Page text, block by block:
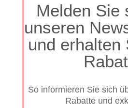
Melden Sie
unseren
und erhalten
So informieren Sie sich
Rabatte und